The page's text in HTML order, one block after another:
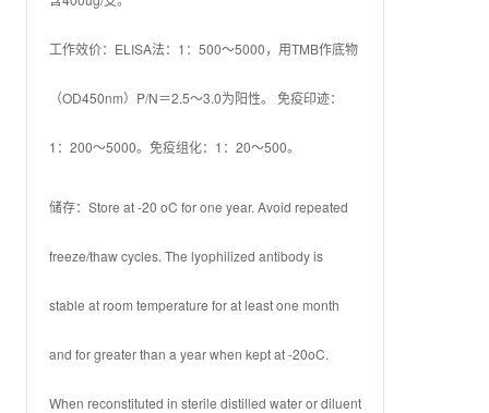
工作效价：ELISA法：1：500～5000，用TMB作底物
（OD450nm）P/N＝2.5～3.0为阳性。 免疫印迹：
1：200～5000。免疫组化：1：20～500。
储存：Store at -20 oC for one year. Avoid repeated
freeze/thaw cycles. The lyophilized antibody is
stable at room temperature for at least one month
and for greater than a year when kept at -20oC.
When reconstituted in sterile distilled water or diluent